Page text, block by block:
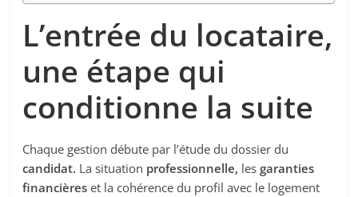
L’entrée du locataire,
une étape qui
conditionne la suite
Chaque gestion débute par l’étude du dossier du
candidat. La situation professionnelle, lesgaranties
financières et la cohérence du profil avec le logement